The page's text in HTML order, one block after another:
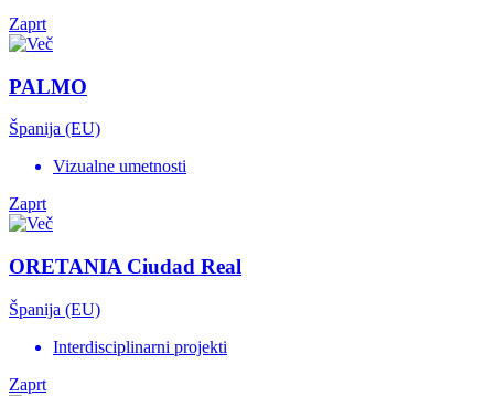
Zaprt
PALMO
Španija (EU)
Vizualne umetnosti
Zaprt
ORETANIA Ciudad Real
Španija (EU)
Interdisciplinarni projekti
Zaprt